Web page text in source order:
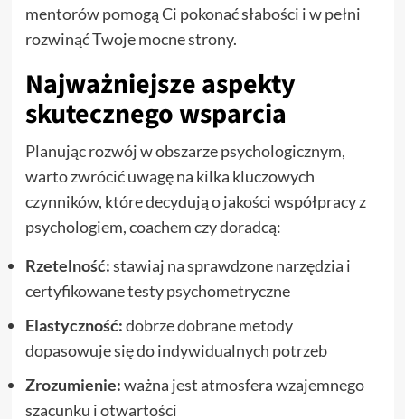
mentorów pomogą Ci pokonać słabości i w pełni
rozwinąć Twoje mocne strony.
Najważniejsze aspekty
skutecznego wsparcia
Planując rozwój w obszarze psychologicznym,
warto zwrócić uwagę na kilka kluczowych
czynników, które decydują o jakości współpracy z
psychologiem, coachem czy doradcą:
Rzetelność:stawiaj na sprawdzone narzędzia i
certyfikowane testy psychometryczne
Elastyczność:dobrze dobrane metody
dopasowuje się do indywidualnych potrzeb
Zrozumienie:ważna jest atmosfera wzajemnego
szacunku i otwartości